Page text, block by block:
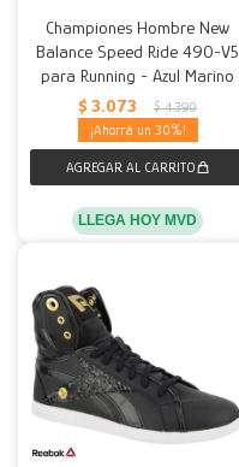
Championes Hombre New
Balance Speed Ride 490-V5
para Running - Azul Marino
$ 3.073 $ 4.390
30
LLEGA HOY MVD